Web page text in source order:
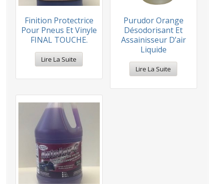
Finition Protectrice
Pour Pneus Et Vinyle
FINAL TOUCHE.
Lire La Suite
Purudor Orange
Désodorisant Et
Assainisseur D’air
Liquide
Lire La Suite